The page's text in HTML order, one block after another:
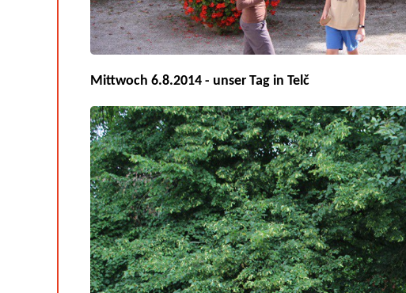
Mittwoch 6.8.2014 - unser Tag in Telč